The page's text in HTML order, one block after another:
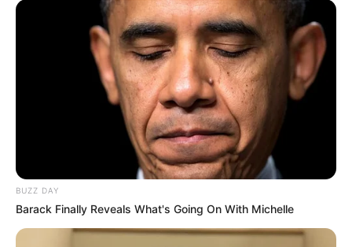
Most sem tudunk rá mi válaszolni, de mostanra
rendelkezésünkre áll annyi információ, hogy az
elmondások alapján az aznapi események egy
‼️ Ez a mi véleményünk, és a család, barátok,
ismerősök, valamint a civilek, és civil szervezetek
BUZZ DAY
Barack Finally Reveals What's Going On With Michelle